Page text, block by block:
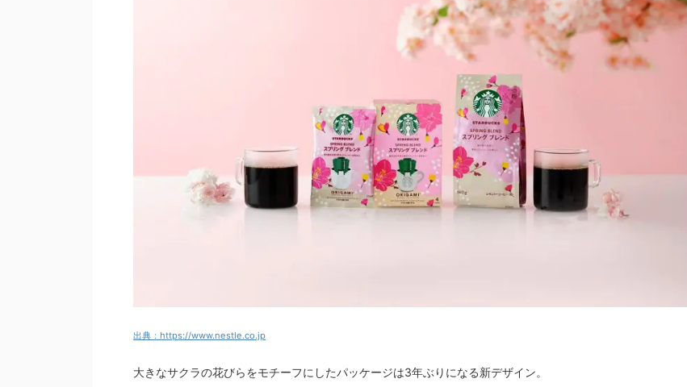
出典：https://www.nestle.co.jp
大きなサクラの花びらをモチーフにしたパッケージは3年ぶりになる新デザイン。